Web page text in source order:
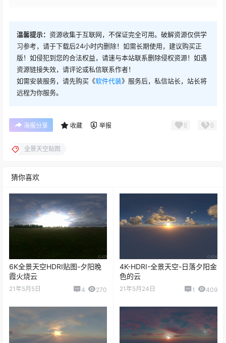
温馨提示： 资源收集于互联网，不保证完全可用。破解资源仅供学
习参考，请于下载后24小时内删除！如需长期使用，建议购买正
版！如侵犯到您的合法权益，请速与本站联系删除侵权资源！如遇
资源链接失效，请评论或私信联系作者！
如需安装服务，请先购买《软件代装》服务后，私信站长，站长将
远程为你服务。
海报分享 收藏 举报 0 0
全景天空贴图
猜你喜欢
6K全景天空HDRI贴图-夕阳晚
霞火烧云
21年5月5日 4 270
4K-HDRI-全景天空-日落夕阳金
色的云
21年5月24日 1 409